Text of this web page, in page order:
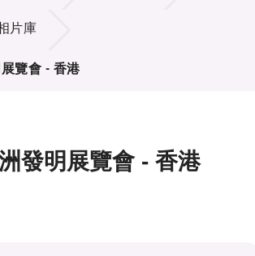
計劃
片庫
覽會 - 香港
發明展覽會 - 香港